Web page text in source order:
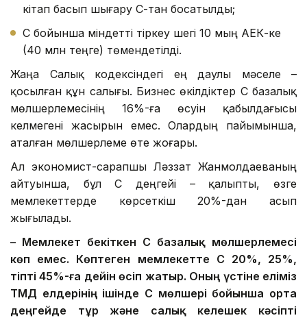
кітап басып шығару ҚҚС-тан босатылды;
ҚҚС бойынша міндетті тіркеу шегі 10 мың АЕК-ке
(40 млн теңге) төмендетілді.
Жаңа Салық кодексіндегі ең даулы мәселе –
қосылған құн салығы. Бизнес өкілдіктер ҚҚС базалық
мөлшерлемесінің 16%-ға өсуін қабылдағысы
келмегені жасырын емес. Олардың пайымынша,
аталған мөлшерлеме өте жоғары.
Ал экономист-сарапшы Ләззат Жанмолдаеваның
айтуынша, бұл ҚҚС деңгейі – қалыпты, өзге
мемлекеттерде көрсеткіш 20%-дан асып
жығылады.
– Мемлекет бекіткен ҚҚС базалық мөлшерлемесі
көп емес. Көптеген мемлекетте ҚҚС 20%, 25%,
тіпті 45%-ға дейін өсіп жатыр. Оның үстіне еліміз
ТМД елдерінің ішінде ҚҚС мөлшері бойынша орта
деңгейде тұр және салық келешек кәсіпті